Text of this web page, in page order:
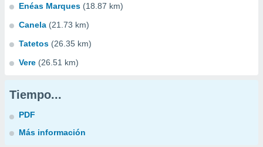
Enéas Marques (18.87 km)
Canela (21.73 km)
Tatetos (26.35 km)
Vere (26.51 km)
Tiempo...
PDF
Más información